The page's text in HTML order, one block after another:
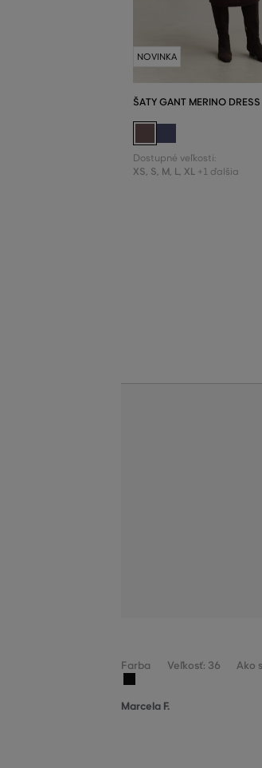
NOVINKA
ŠATY GANT MERINO DRESS
Dostupné veľkosti:
XS, S, M, L, XL +1 ďalšia
Farba Veľkosť: 36 Ako
Marcela F.